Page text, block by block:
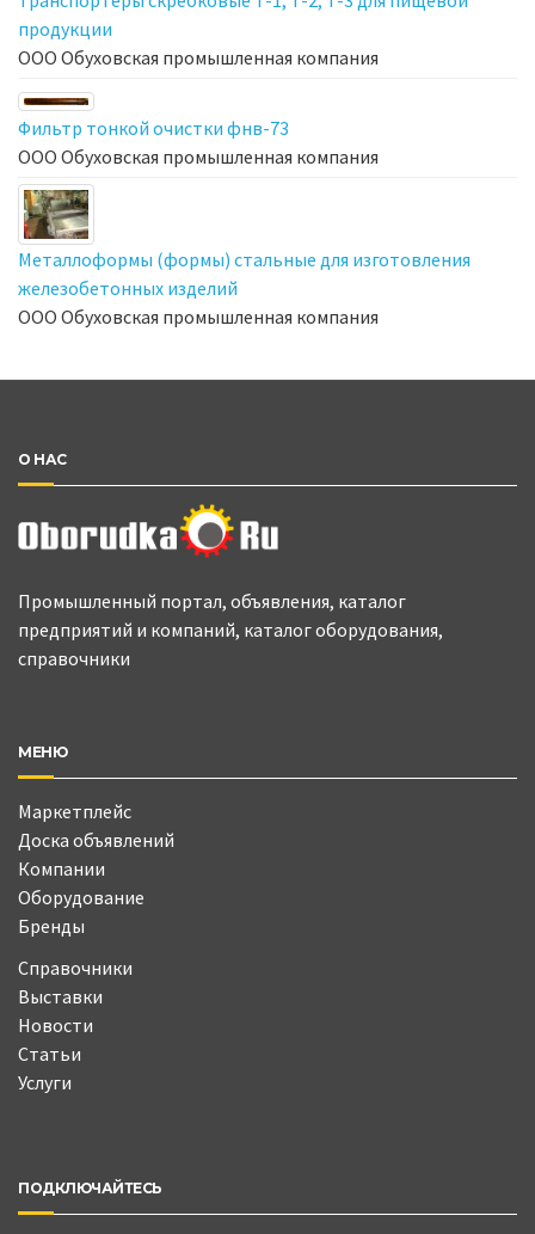
продукции
ООО Обуховская промышленная компания
Фильтр тонкой очистки фнв-73
ООО Обуховская промышленная компания
Металлоформы (формы) стальные для изготовления
железобетонных изделий
ООО Обуховская промышленная компания
О НАС
Промышленный портал, объявления, каталог
предприятий и компаний, каталог оборудования,
справочники
МЕНЮ
Маркетплейс
Доска объявлений
Компании
Оборудование
Бренды
Справочники
Выставки
Новости
Статьи
Услуги
ПОДКЛЮЧАЙТЕСЬ